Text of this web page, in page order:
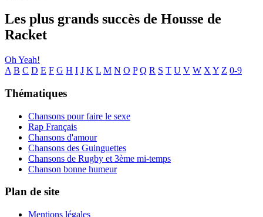
Les plus grands succès de Housse de
Racket
Oh Yeah!
A B C D E F G H I J K L M N O P Q R S T U V W X Y Z 0-9
Thématiques
Chansons pour faire le sexe
Rap Français
Chansons d'amour
Chansons des Guinguettes
Chansons de Rugby et 3ème mi-temps
Chanson bonne humeur
Plan de site
Mentions légales